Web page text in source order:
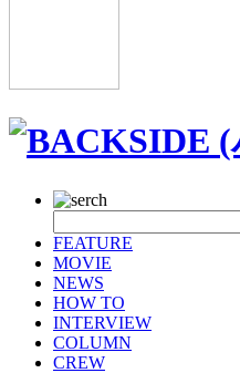
FEATURE
MOVIE
NEWS
HOW TO
INTERVIEW
COLUMN
CREW